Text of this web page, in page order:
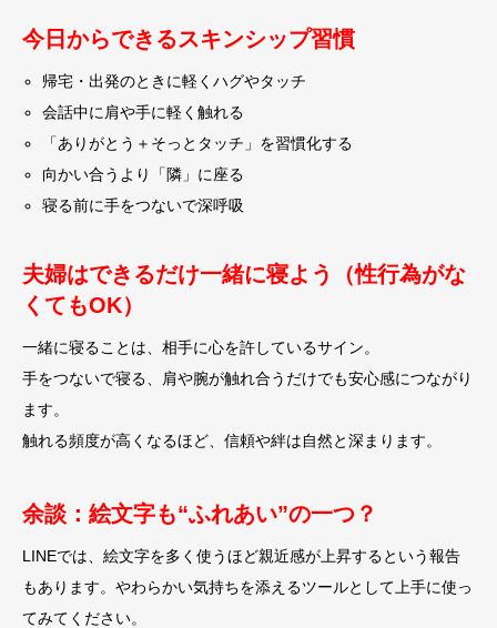
今日からできるスキンシップ習慣
帰宅・出発のときに軽くハグやタッチ
会話中に肩や手に軽く触れる
「ありがとう＋そっとタッチ」を習慣化する
向かい合うより「隣」に座る
寝る前に手をつないで深呼吸
夫婦はできるだけ一緒に寝よう（性行為がな
くてもOK）
一緒に寝ることは、相手に心を許しているサイン。
手をつないで寝る、肩や腕が触れ合うだけでも安心感につながり
ます。
触れる頻度が高くなるほど、信頼や絆は自然と深まります。
余談：絵文字も“ふれあい”の一つ？
LINEでは、絵文字を多く使うほど親近感が上昇するという報告
もあります。やわらかい気持ちを添えるツールとして上手に使っ
てみてください。